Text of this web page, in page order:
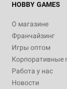
HOBBY GAMES
О магазине
Франчайзинг
Игры оптом
Корпоративные
Работа у нас
Новости